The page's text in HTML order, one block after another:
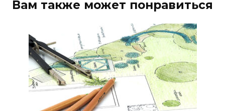
Вам также может понравиться